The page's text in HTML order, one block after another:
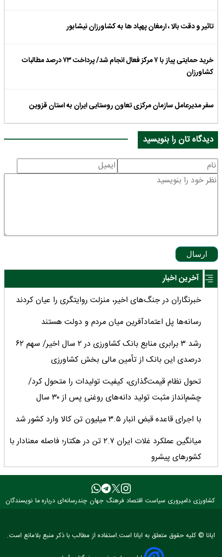
تاثیر و دقت بالا ، ارمغان پهپاد ها به کشاورزان نیشابور
خرید حمایتی پیاز با ۷ مرکز فعال انجام شد/ پرداخت ۷۳ درصد مطالبات
کشاورزان
سفر مدیرعامل سازمان مرکزی تعاون روستایی ایران به استان قزوین
دیدگاه تان را بنویسید
ارسال
آخرین اخبار
خبرنگاران در جنگ‌های اخیر، منزلت روایتگری را عیان کردند
رسانه‌ها پل اعتمادآفرین میان مردم و دولت هستند
رشد ۳ برابری منابع بانک کشاورزی در ۲ سال اخیر/ سهم ۶۲
درصدی این بانک از تأمین مالی بخش کشاورزی
تحول نظام قیمت‌گذاری، کیفیت تولیدات را متحول کرد/
چشم‌انداز مثبت تولید دانه‌های روغنی پس از ۳۰ سال
با اجرای قاعده قبض انبار ۳.۵ میلیون تن کالا وارد کشور شد
میانگین عملکرد غلات ایران ۲.۷ تن در هکتار؛ فاصله معنادار با
کشورهای پیشرو
کارنامه دو ساله جهاد کشاورزی روی میز وزیر
خبرنگاران؛ راویان امید و پیشران توسعه کشاورزی ایران
توسعه کشور ایفا می‌کنند
کشاورزی دامپروری سیاست اقتصاد فرهنگ جهان چندرسانه‌ای درباره ما نویسندگان
ایانا © کلیه حقوق متعلق به ایانا است.استفاده از مطالب با ذکر منبع بلامانع است.